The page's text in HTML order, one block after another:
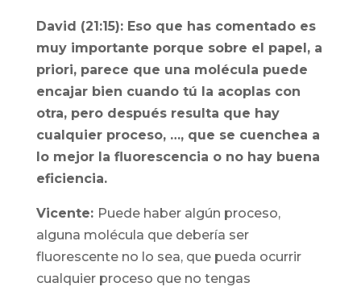
David (21:15): Eso que has comentado es
muy importante porque sobre el papel, a
priori, parece que una molécula puede
encajar bien cuando tú la acoplas con
otra, pero después resulta que hay
cualquier proceso, …, que se cuenchea a
lo mejor la fluorescencia o no hay buena
eficiencia.
Vicente: Puede haber algún proceso,
alguna molécula que debería ser
fluorescente no lo sea, que pueda ocurrir
cualquier proceso que no tengas